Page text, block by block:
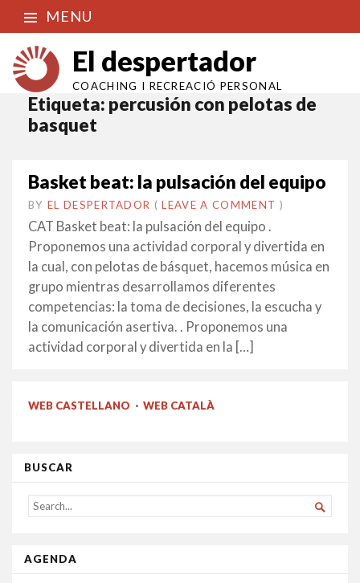
MENU
El despertador
COACHING I RECREACIÓ PERSONAL
Etiqueta: percusión con pelotas de
basquet
Basket beat: la pulsación del equipo
BY EL DESPERTADOR ON
29
MAIG
•(LEAVE A COMMENT )
CAT Basket beat: la pulsación del equipo .
Proponemos una actividad corporal y divertida en
la cual, con pelotas de básquet, hacemos música en
grupo mientras desarrollamos diferentes
competencias: la toma de decisiones, la escucha y
la comunicación asertiva. . Proponemos una
actividad corporal y divertida en la […]
WEB CASTELLANO · WEB CATALÀ
BUSCAR
SEARCH
FOR...

AGENDA